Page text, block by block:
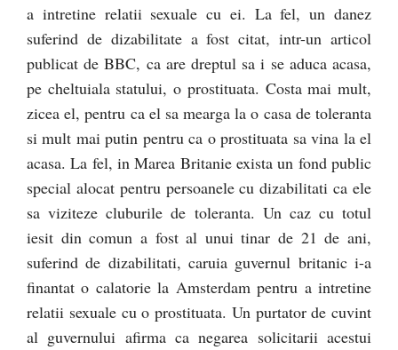
a intretine relatii sexuale cu ei. La fel, un danez
suferind de dizabilitate a fost citat, intr-un articol
publicat de BBC, ca are dreptul sa i se aduca acasa,
pe cheltuiala statului, o prostituata. Costa mai mult,
zicea el, pentru ca el sa mearga la o casa de toleranta
si mult mai putin pentru ca o prostituata sa vina la el
acasa. La fel, in Marea Britanie exista un fond public
special alocat pentru persoanele cu dizabilitati ca ele
sa viziteze cluburile de toleranta. Un caz cu totul
iesit din comun a fost al unui tinar de 21 de ani,
suferind de dizabilitati, caruia guvernul britanic i-a
finantat o calatorie la Amsterdam pentru a intretine
relatii sexuale cu o prostituata. Un purtator de cuvint
al guvernului afirma ca negarea solicitarii acestui